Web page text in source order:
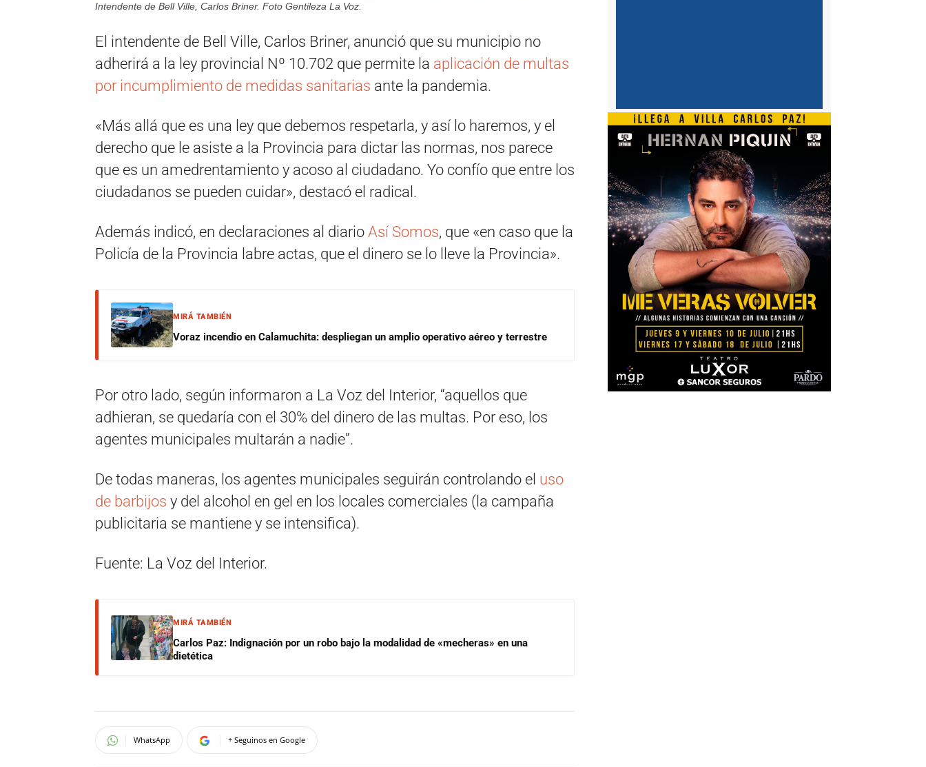
Intendente de Bell Ville, Carlos Briner. Foto Gentileza La Voz.
El intendente de Bell Ville, Carlos Briner, anunció que su municipio no
adherirá a la ley provincial Nº 10.702 que permite la aplicación de multas
por incumplimiento de medidas sanitarias ante la pandemia.
«Más allá que es una ley que debemos respetarla, y así lo haremos, y el
derecho que le asiste a la Provincia para dictar las normas, nos parece
que es un amedrentamiento y acoso al ciudadano. Yo confío que entre los
ciudadanos se pueden cuidar», destacó el radical.
Además indicó, en declaraciones al diario Así Somos, que «en caso que la
Policía de la Provincia labre actas, que el dinero se lo lleve la Provincia».
MIRÁ TAMBIÉN
Voraz incendio en Calamuchita: despliegan un amplio operativo aéreo y terrestre
Por otro lado, según informaron a La Voz del Interior, “aquellos que
adhieran, se quedaría con el 30% del dinero de las multas. Por eso, los
agentes municipales multarán a nadie”.
De todas maneras, los agentes municipales seguirán controlando el uso
de barbijos y del alcohol en gel en los locales comerciales (la campaña
publicitaria se mantiene y se intensifica).
Fuente: La Voz del Interior.
MIRÁ TAMBIÉN
Carlos Paz: Indignación por un robo bajo la modalidad de «mecheras» en una
dietética
WhatsApp + Seguinos en Google